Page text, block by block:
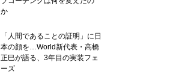
か
「人間であることの証明」に日
本の顔を…World新代表・高橋
正巳が語る、3年目の実装フェ
ーズ